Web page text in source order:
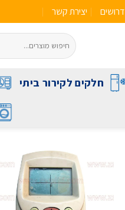
דרושים יצירת קשר
חלקים לקירור ביתי